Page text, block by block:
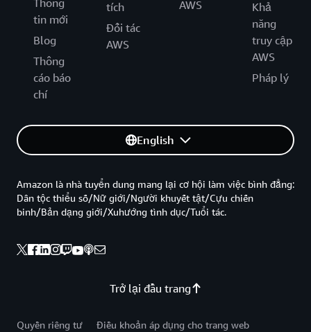
Thông
tin mới
Blog
Thông
cáo báo
chí
tích
Đối tác
AWS
AWS
Khả
năng
truy cập
AWS
Pháp lý
English
Trở lại đầu trang
Amazon là nhà tuyển dung mang lại cơ hội làm việc bình đẳng:
Dân tộc thiểu số/Nữ giới/Người khuyết tật/Cựu chiến
binh/Bản dạng giới/Xuhướng tình dục/Tuổi tác.
Quyền riêng tư Điều khoản áp dụng cho trang web